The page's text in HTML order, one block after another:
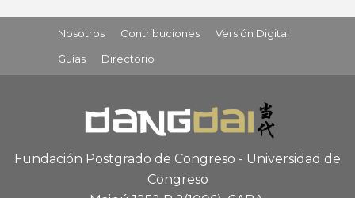
Nosotros Contribuciones
Versión Digital
Guías
Directorio
Fundación Postgrado de Congreso - Universidad de
Congreso